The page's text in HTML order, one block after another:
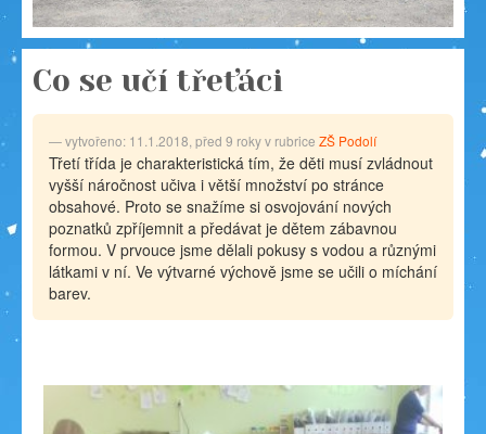
Co se učí třeťáci
vytvořeno: 11.1.2018, před 9 roky v rubrice ZŠ Podolí
Třetí třída je charakteristická tím, že děti musí zvládnout
vyšší náročnost učiva i větší množství po stránce
obsahové. Proto se snažíme si osvojování nových
poznatků zpříjemnit a předávat je dětem zábavnou
formou. V prvouce jsme dělali pokusy s vodou a různými
látkami v ní. Ve výtvarné výchově jsme se učili o míchání
barev.